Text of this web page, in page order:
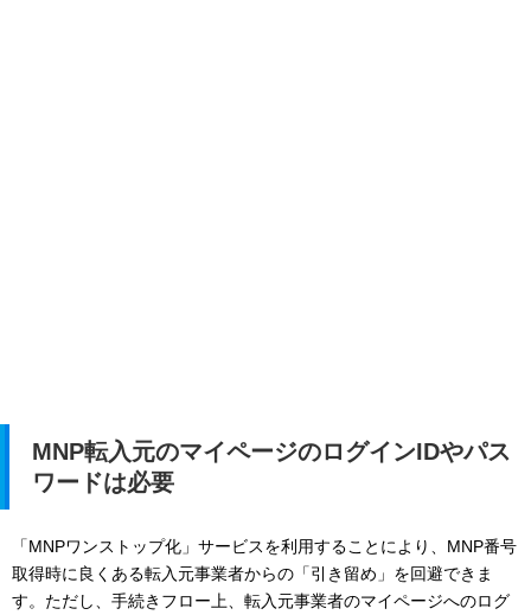
MNP転入元のマイページのログインIDやパス
ワードは必要
「MNPワンストップ化」サービスを利用することにより、MNP番号
取得時に良くある転入元事業者からの「引き留め」を回避できま
す。ただし、手続きフロー上、転入元事業者のマイページへのログ